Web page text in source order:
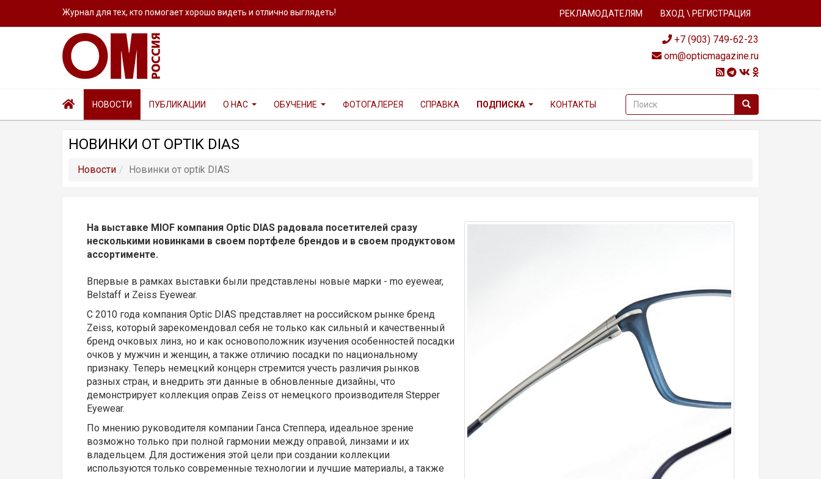
Журнал для тех, кто помогает хорошо видеть и отлично выглядеть! РЕКЛАМОДАТЕЛЯМ ВХОД \ РЕГИСТРАЦИЯ
+7 (903) 749-62-23
om@opticmagazine.ru
НОВОСТИ ПУБЛИКАЦИИ О НАС ОБУЧЕНИЕ ФОТОГАЛЕРЕЯ СПРАВКА ПОДПИСКА КОНТАКТЫ
НОВИНКИ ОТ OPTIK DIAS
Новости Новинки от optik DIAS
На выставке MIOF компания Optic DIAS радовала посетителей сразу
несколькими новинками в своем портфеле брендов и в своем продуктовом
ассортименте.
Впервые в рамках выставки были представлены новые марки - mo eyewear,
Belstaff и Zeiss Eyewear.
С 2010 года компания Optic DIAS представляет на российском рынке бренд
Zeiss, который зарекомендовал себя не только как сильный и качественный
бренд очковых линз, но и как основоположник изучения особенностей посадки
очков у мужчин и женщин, а также отличию посадки по национальному
признаку. Теперь немецкий концерн стремится учесть различия рынков
разных стран, и внедрить эти данные в обновленные дизайны, что
демонстрирует коллекция оправ Zeiss от немецкого производителя Stepper
Eyewear.
По мнению руководителя компании Ганса Степпера, идеальное зрение
возможно только при полной гармонии между оправой, линзами и их
владельцем. Для достижения этой цели при создании коллекции
используются только современные технологии и лучшие материалы, а также